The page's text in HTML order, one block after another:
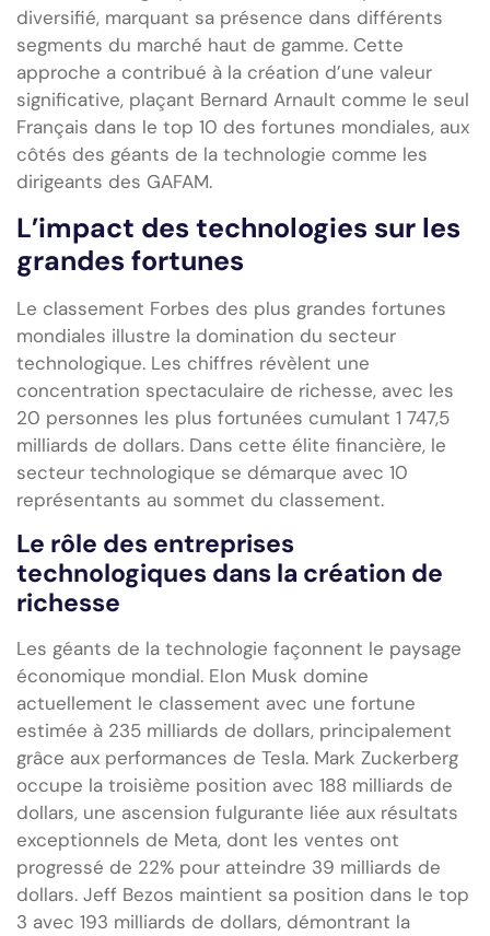
diversifié, marquant sa présence dans différents
segments du marché haut de gamme. Cette
approche a contribué à la création d’une valeur
significative, plaçant Bernard Arnault comme le seul
Français dans le top 10 des fortunes mondiales, aux
côtés des géants de la technologie comme les
dirigeants des GAFAM.
L’impact des technologies sur les
grandes fortunes
Le classement Forbes des plus grandes fortunes
mondiales illustre la domination du secteur
technologique. Les chiffres révèlent une
concentration spectaculaire de richesse, avec les
20 personnes les plus fortunées cumulant 1 747,5
milliards de dollars. Dans cette élite financière, le
secteur technologique se démarque avec 10
représentants au sommet du classement.
Le rôle des entreprises
technologiques dans la création de
richesse
Les géants de la technologie façonnent le paysage
économique mondial. Elon Musk domine
actuellement le classement avec une fortune
estimée à 235 milliards de dollars, principalement
grâce aux performances de Tesla. Mark Zuckerberg
occupe la troisième position avec 188 milliards de
dollars, une ascension fulgurante liée aux résultats
exceptionnels de Meta, dont les ventes ont
progressé de 22% pour atteindre 39 milliards de
dollars. Jeff Bezos maintient sa position dans le top
3 avec 193 milliards de dollars, démontrant la